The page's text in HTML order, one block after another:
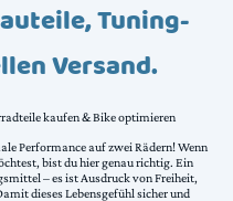
Tuning-
Versand.
kaufen & Bike optimieren
Performance auf zwei Rädern! Wenn
bist du hier genau richtig. Ein
– es ist Ausdruck von Freiheit,
dieses Lebensgefühl sicher und